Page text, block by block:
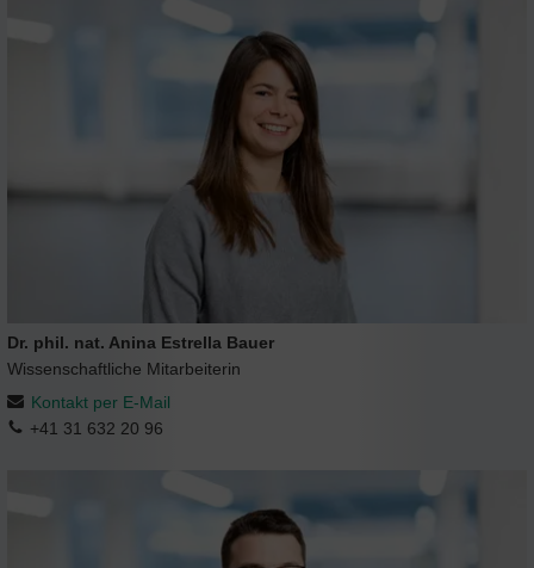
Dr. phil. nat. Anina Estrella Bauer
Wissenschaftliche Mitarbeiterin
Kontakt per E-Mail
+41 31 632 20 96